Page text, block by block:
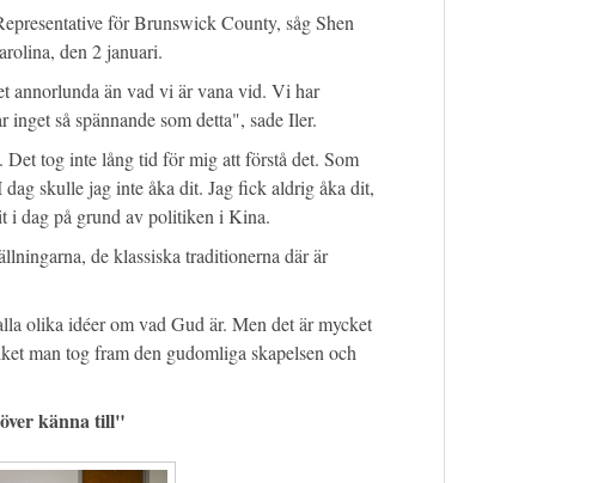
för Brunswick County, såg Shen
den 2 januari.
annorlunda än vad vi är vana vid. Vi har
så spännande som detta", sade Iler.
tog inte lång tid för mig att förstå det. Som
skulle jag inte åka dit. Jag fick aldrig åka dit,
i dag på grund av politiken i Kina.
de klassiska traditionerna där är
olika idéer om vad Gud är. Men det är mycket
man tog fram den gudomliga skapelsen och
känna till"